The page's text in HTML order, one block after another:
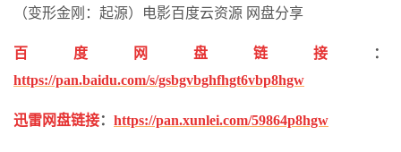
（变形金刚：起源）电影百度云资源 网盘分享
百度网盘链接
：
https://pan.baidu.com/s/gsbgvbghfhgt6vbp8hgw
迅雷网盘链接： https://pan.xunlei.com/59864p8hgw